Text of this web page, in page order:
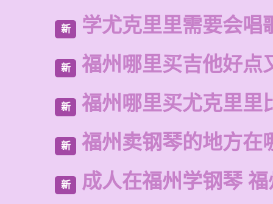
新 学尤克里里需要会唱
新 福州哪里买吉他好点
新 福州哪里买尤克里里
新 福州卖钢琴的地方在
新 成人在福州学钢琴